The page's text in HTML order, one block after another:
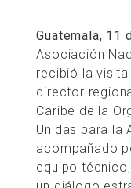
Guatemala, 11
Asociación
recibió la visita
director
Caribe de la
Unidas para la
acompañado
equipo